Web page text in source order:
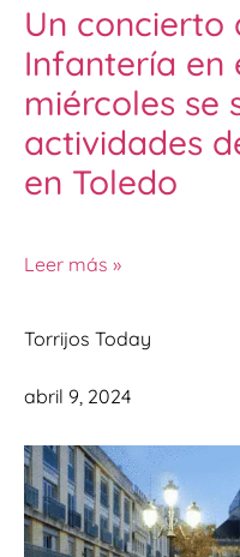
Un concierto
Infantería en
miércoles se
actividades
en Toledo
Leer más »
Torrijos Today
abril 9, 2024